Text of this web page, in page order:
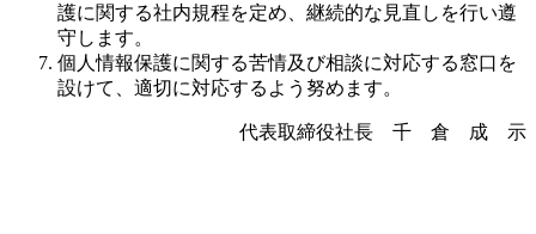
護に関する社内規程を定め、継続的な見直しを行い遵
守します。
個人情報保護に関する苦情及び相談に対応する窓口を
設けて、適切に対応するよう努めます。
代表取締役社長 千 倉 成 示